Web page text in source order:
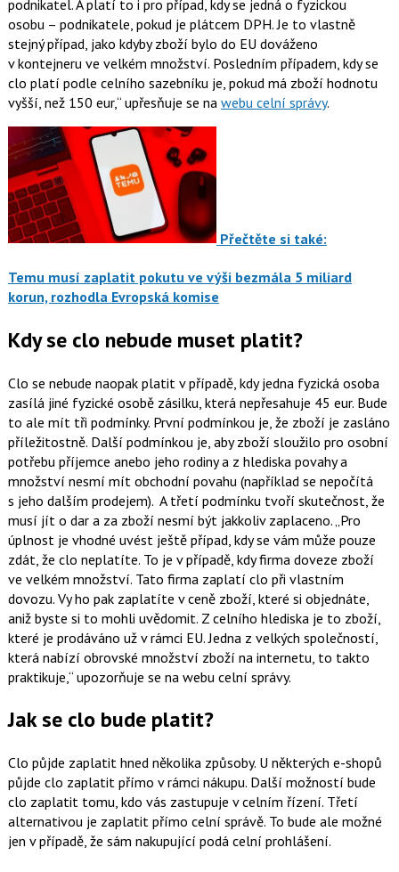
podnikatel. A platí to i pro případ, kdy se jedná o fyzickou
osobu – podnikatele, pokud je plátcem DPH. Je to vlastně
stejný případ, jako kdyby zboží bylo do EU dováženo
v kontejneru ve velkém množství. Posledním případem, kdy se
clo platí podle celního sazebníku je, pokud má zboží hodnotu
vyšší, než 150 eur, upřesňuje se na webu celní správy.
Přečtěte si také:
Temu musí zaplatit pokutu ve výši bezmála 5 miliard
korun, rozhodla Evropská komise
Kdy se clo nebude muset platit?
Clo se nebude naopak platit v případě, kdy jedna fyzická osoba
zasílá jiné fyzické osobě zásilku, která nepřesahuje 45 eur. Bude
to ale mít tři podmínky. První podmínkou je, že zboží je zasláno
příležitostně. Další podmínkou je, aby zboží sloužilo pro osobní
potřebu příjemce anebo jeho rodiny a z hlediska povahy a
množství nesmí mít obchodní povahu (například se nepočítá
s jeho dalším prodejem). A třetí podmínku tvoří skutečnost, že
musí jít o dar a za zboží nesmí být jakkoliv zaplaceno. Pro
úplnost je vhodné uvést ještě případ, kdy se vám může pouze
zdát, že clo neplatíte. To je v případě, kdy firma doveze zboží
ve velkém množství. Tato firma zaplatí clo při vlastním
dovozu. Vy ho pak zaplatíte v ceně zboží, které si objednáte,
aniž byste si to mohli uvědomit. Z celního hlediska je to zboží,
které je prodáváno už v rámci EU. Jedna z velkých společností,
která nabízí obrovské množství zboží na internetu, to takto
praktikuje, upozorňuje se na webu celní správy.
Jak se clo bude platit?
Clo půjde zaplatit hned několika způsoby. U některých e-shopů
půjde clo zaplatit přímo v rámci nákupu. Další možností bude
clo zaplatit tomu, kdo vás zastupuje v celním řízení. Třetí
alternativou je zaplatit přímo celní správě. To bude ale možné
jen v případě, že sám nakupující podá celní prohlášení.